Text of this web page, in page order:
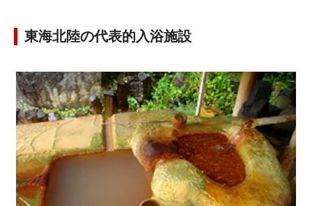
東海北陸の代表的入浴施設